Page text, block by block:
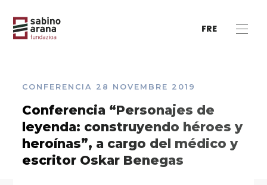
FRE
CONFERENCIA 28 NOVEMBRE 2019
Conferencia “Personajes de
leyenda: construyendo héroes y
heroínas”, a cargo del médico y
escritor Oskar Benegas